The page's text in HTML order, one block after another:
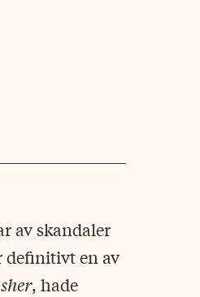
av skandaler
definitivt en av
, hade